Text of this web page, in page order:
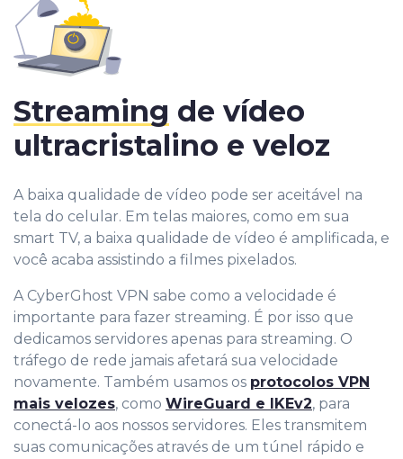
Streaming de vídeo
ultracristalino e veloz
A baixa qualidade de vídeo pode ser aceitável na
tela do celular. Em telas maiores, como em sua
smart TV, a baixa qualidade de vídeo é amplificada, e
você acaba assistindo a filmes pixelados.
A CyberGhost VPN sabe como a velocidade é
importante para fazer streaming. É por isso que
dedicamos servidores apenas para streaming. O
tráfego de rede jamais afetará sua velocidade
novamente. Também usamos os protocolos VPN
mais velozes, como WireGuard e IKEv2, para
conectá-lo aos nossos servidores. Eles transmitem
suas comunicações através de um túnel rápido e